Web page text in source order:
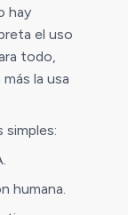
hay
el uso
todo,
la usa
simples:
humana.